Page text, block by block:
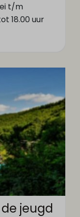
t/m
18.00 uur
jeugd